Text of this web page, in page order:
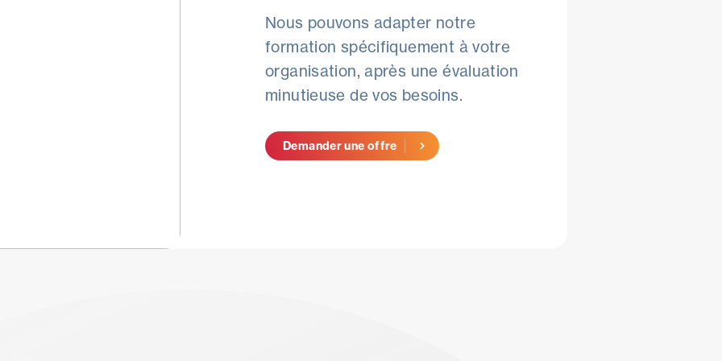
Nous pouvons adapter notre
formation spécifiquement à votre
organisation, après une évaluation
minutieuse de vos besoins.
Demander une offre